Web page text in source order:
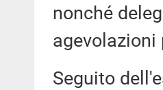
nonché
Seguito